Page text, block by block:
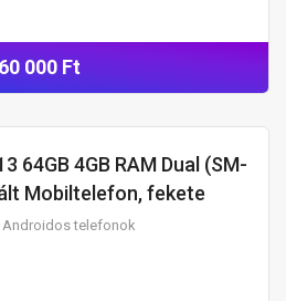
60 000 Ft
HASZNÁLT ANDROIDOS TELEFONOK
64GB 4GB RAM Dual (SM-
Mobiltelefon, fekete
Androidos telefonok